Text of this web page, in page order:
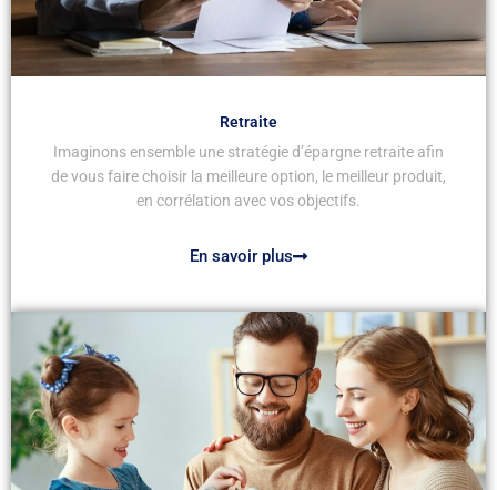
Retraite
Imaginons ensemble une stratégie d’épargne retraite afin
de vous faire choisir la meilleure option, le meilleur produit,
en corrélation avec vos objectifs.
En savoir plus